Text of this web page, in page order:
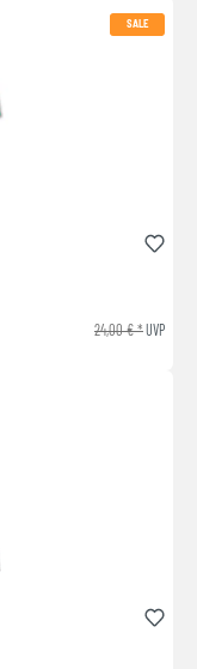
SALE
24,00 € *UVP